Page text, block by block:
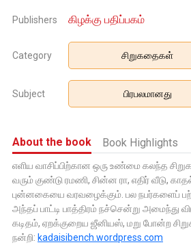
Publishers கிழக்கு பதிப்பகம்
Category சிறுகதைகள்
Subject பிரபலமானது
About the book Book Highlights
எளிய வாசிப்பிற்கான ஒரு உண்மை கலந்த
வரும் குண்டு ரமணி, சின்ன ரா, எதிர் வீடு,
புன்னகையை வரவழைக்கும். பல நபர்களைப்
அந்தப் பாட்டி பாத்திரம் நச்சென்று அமைந்து
கடிதம், ஏறக்குறைய ஜீனியஸ், மறு போன்ற
நன்றி: kadaisibench.wordpress.com